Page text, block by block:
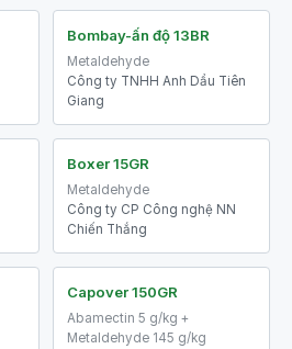
Bombay-ấn độ 13BR
Metaldehyde
Công ty TNHH Anh Dẩu Tiên
Giang
Boxer 15GR
Metaldehyde
Công ty CP Công nghệ NN
Chiến Thắng
Capover 150GR
Abamectin 5 g/kg +
Metaldehyde 145 g/kg